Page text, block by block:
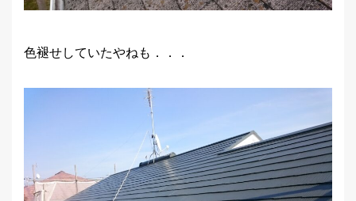
色褪せしていたやねも．．．